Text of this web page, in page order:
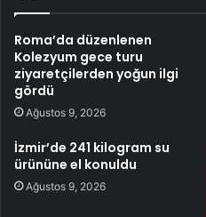
Roma’da düzenlenen
Kolezyum gece turu
ziyaretçilerden yoğun ilgi
gördü
Ağustos 9, 2026
İzmir’de 241 kilogram su
ürününe el konuldu
Ağustos 9, 2026